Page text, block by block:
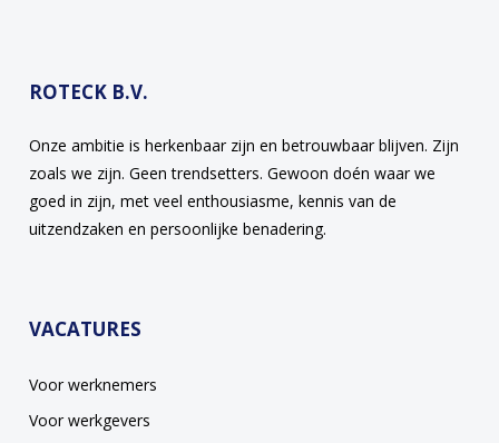
ROTECK B.V.
Onze ambitie is herkenbaar zijn en betrouwbaar blijven. Zijn
zoals we zijn. Geen trendsetters. Gewoon doén waar we
goed in zijn, met veel enthousiasme, kennis van de
uitzendzaken en persoonlijke benadering.
VACATURES
Voor werknemers
Voor werkgevers